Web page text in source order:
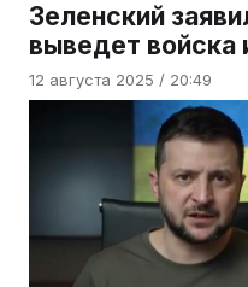
Зеленский
выведет войска
12 августа 2025 / 20:49